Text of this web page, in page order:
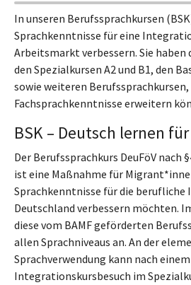
In unseren Berufssprachkursen
Sprachkenntnisse für eine
Arbeitsmarkt verbessern. Sie haben
den Spezialkursen A2 und B1, den
sowie weiteren Berufssprachkursen,
Fachsprachkenntnisse erweitern
BSK – Deutsch lernen
Der Berufssprachkurs DeuFöV nach
ist eine Maßnahme für
Sprachkenntnisse für die
Deutschland verbessern möchten.
diese vom BAMF geförderten
allen Sprachniveaus an. An der
Sprachverwendung kann nach einem
Integrationskursbesuch im